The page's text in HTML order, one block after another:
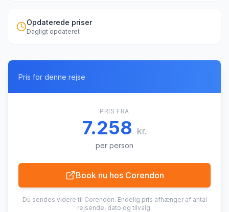
Opdaterede priser
Dagligt opdateret
Pris for denne rejse
PRIS FRA
7.258 kr.
per person
Book nu hos Corendon
Du sendes videre til Corendon. Endelig pris afhænger af antal
rejsende, dato og tilvalg.